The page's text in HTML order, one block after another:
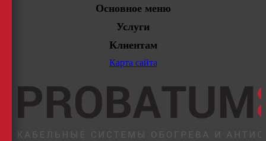
Основное меню
Услуги
Клиентам
Карта сайта